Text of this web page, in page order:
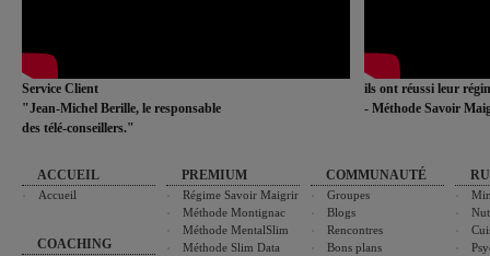
Service Client
"Jean-Michel Berille, le responsable
des télé-conseillers."
ils ont réussi leur
- Méthode Savoir
ACCUEIL
Accueil
COACHING
PREMIUM
Régime Savoir Maigrir
Méthode Montignac
Méthode MentalSlim
Méthode Slim Data
COMMUNAUTÉ
Groupes
Blogs
Rencontres
Bons plans